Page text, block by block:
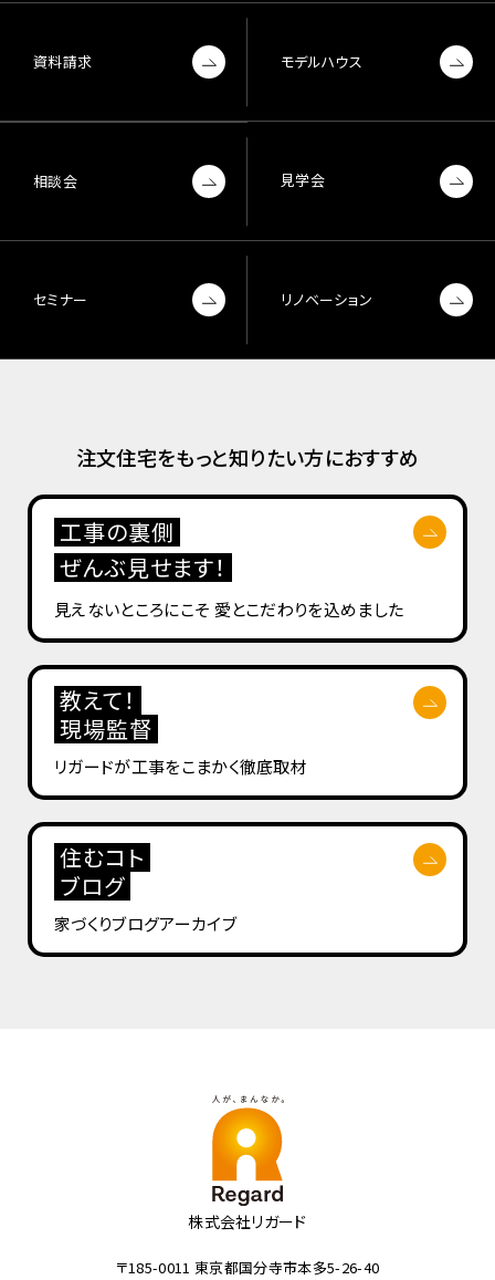
資料請求 モデルハウス
相談会 見学会
セミナー リノベーション
注文住宅をもっと知りたい方におすすめ
工事の裏側
ぜんぶ見せます！
見えないところにこそ 愛とこだわりを込めました
教えて！
現場監督
リガードが工事をこまかく徹底取材
住むコト
ブログ
家づくりブログアーカイブ
株式会社リガード
〒185-0011 東京都国分寺市本多5-26-40